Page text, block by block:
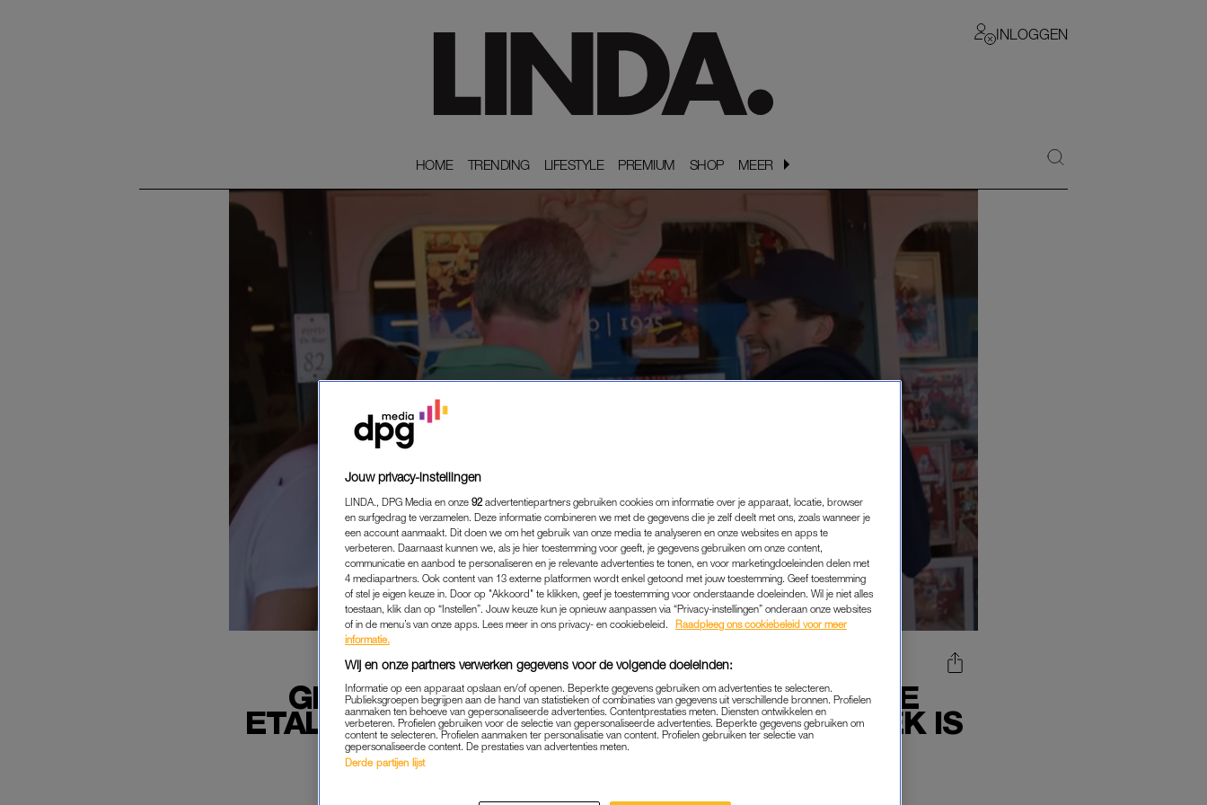
INLOGGEN
HOME
HOME TRENDING
TRENDING LIFESTYLE
LIFESTYLE PREMIUM
PREMIUM SHOP
SHOP MEER
MEER
GERT ZOEKT ZIJN FOTO IN VOLENDAMSE
ETALAGE IN 'DE VERHULSTJES': 'DEZE PLEK IS
BETER'
MEDIA|FRAGMENT GEMIST
Jouw privacy-instellingen
LINDA., DPG Media en onze 92 advertentiepartners gebruiken cookies om informatie over je apparaat, locatie, browser
en surfgedrag te verzamelen. Deze informatie combineren we met de gegevens die je zelf deelt met ons, zoals wanneer je
een account aanmaakt. Dit doen we om het gebruik van onze media te analyseren en onze websites en apps te
verbeteren. Daarnaast kunnen we, als je hier toestemming voor geeft, je gegevens gebruiken om onze content,
communicatie en aanbod te personaliseren en je relevante advertenties te tonen, en voor marketingdoeleinden delen met
4 mediapartners. Ook content van 13 externe platformen wordt enkel getoond met jouw toestemming. Geef toestemming
of stel je eigen keuze in. Door op "Akkoord" te klikken, geef je toestemming voor onderstaande doeleinden. Wil je niet alles
toestaan, klik dan op “Instellen”. Jouw keuze kun je opnieuw aanpassen via “Privacy-instellingen” onderaan onze websites
of in de menu’s van onze apps. Lees meer in ons privacy- en cookiebeleid.
Raadpleeg ons cookiebeleid voor meer
informatie.
Wij en onze partners verwerken gegevens voor de volgende doeleinden:
Informatie op een apparaat opslaan en/of openen. Beperkte gegevens gebruiken om advertenties te selecteren.
Publieksgroepen begrijpen aan de hand van statistieken of combinaties van gegevens uit verschillende bronnen. Profielen
aanmaken ten behoeve van gepersonaliseerde advertenties. Contentprestaties meten. Diensten ontwikkelen en
verbeteren. Profielen gebruiken voor de selectie van gepersonaliseerde advertenties. Beperkte gegevens gebruiken om
content te selecteren. Profielen aanmaken ter personalisatie van content. Profielen gebruiken ter selectie van
gepersonaliseerde content. De prestaties van advertenties meten.
Derde partijen lijst